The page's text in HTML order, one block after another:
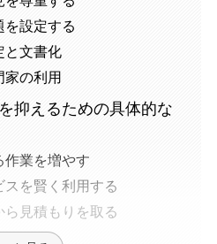
を設定する
と文書化
家の利用
抑えるための具体的な
作業を増やす
スを賢く利用する
ら見積もりを取る